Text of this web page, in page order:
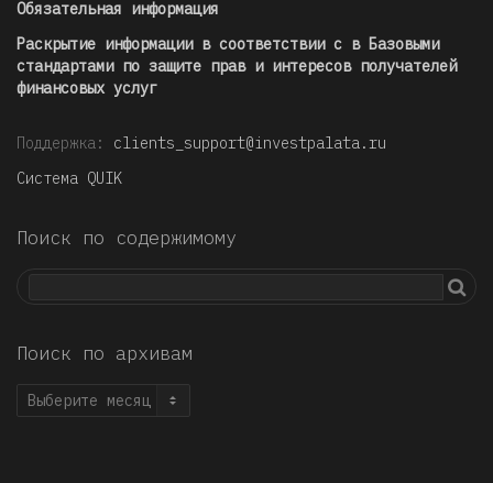
Обязательная информация
Раскрытие информации в соответствии с в Базовыми
стандартами по защите прав и интересов получателей
финансовых услуг
Поддержка: clients_support@investpalata.ru
Система QUIK
Поиск по содержимому
Поиск по архивам
Поиск